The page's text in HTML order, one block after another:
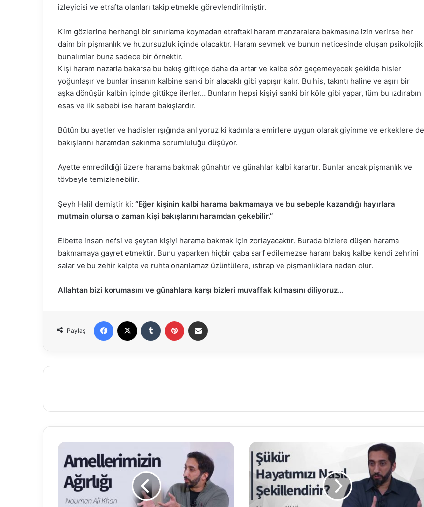
izleyicisi ve etrafta olanları takip etmekle görevlendirilmiştir.
Kim gözlerine herhangi bir sınırlama koymadan etraftaki haram manzaralara bakmasına izin verirse her
daim bir pişmanlık ve huzursuzluk içinde olacaktır. Haram sevmek ve bunun neticesinde oluşan psikolojik
bunalımlar buna sadece bir örnektir.
Kişi haram nazarla bakarsa bu bakış gittikçe daha da artar ve kalbe söz geçemeyecek şekilde hisler
yoğunlaşır ve bunlar insanın kalbine sanki bir alacaklı gibi yapışır kalır. Bu his, takıntı haline ve aşırı bir
aşka dönüşür kalbin içinde gittikçe ilerler… Bunların hepsi kişiyi sanki bir köle gibi yapar, tüm bu ızdırabın
esas ve ilk sebebi ise haram bakışlardır.
Bütün bu ayetler ve hadisler ışığında anlıyoruz ki kadınlara emirlere uygun olarak giyinme ve erkeklere de
bakışlarını haramdan sakınma sorumluluğu düşüyor.
Ayette emredildiği üzere harama bakmak günahtır ve günahlar kalbi karartır. Bunlar ancak pişmanlık ve
tövbeyle temizlenebilir.
Şeyh Halil demiştir ki: “Eğer kişinin kalbi harama bakmamaya ve bu sebeple kazandığı hayırlara
mutmain olursa o zaman kişi bakışlarını haramdan çekebilir.’’
Elbette insan nefsi ve şeytan kişiyi harama bakmak için zorlayacaktır. Burada bizlere düşen harama
bakmamaya gayret etmektir. Bunu yaparken hiçbir çaba sarf edilemezse haram bakış kalbe kendi zehrini
salar ve bu zehir kalpte ve ruhta onarılamaz üzüntülere, ıstırap ve pişmanlıklara neden olur.
Allahtan bizi korumasını ve günahlara karşı bizleri muvaffak kılmasını diliyoruz…
Paylaş
A
Ş
H